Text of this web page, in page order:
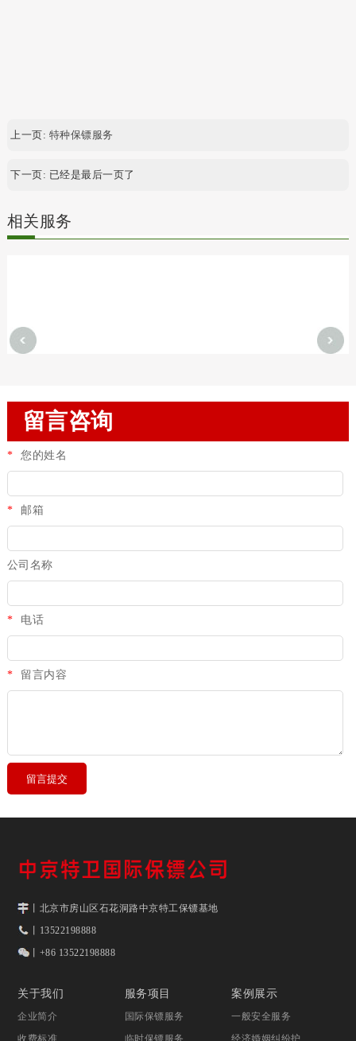
上一页: 特种保镖服务
下一页: 已经是最后一页了
相关服务
留言咨询
* 您的姓名
* 邮箱
公司名称
* 电话
* 留言内容
丨北京市房山区石花洞路中京特工保镖基地
丨13522198888
丨+86 13522198888
关于我们
企业简介
服务项目
国际保镖服务
案例展示
一般安全服务